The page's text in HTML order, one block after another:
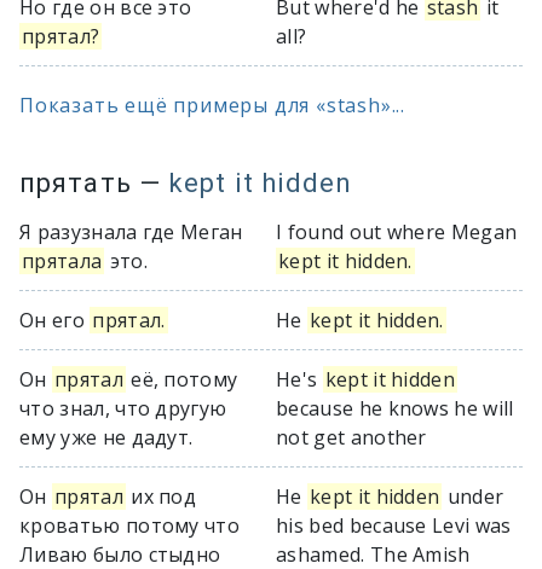
Но где он все это
прятал?
But where'd he stash it
all?
Показать ещё примеры для «stash»...
прятать — kept it hidden
Я разузнала где Меган
прятала это.
I found out where Megan
kept it hidden.
Он его прятал. He kept it hidden.
Он прятал её, потому
что знал, что другую
ему уже не дадут.
He's kept it hidden
because he knows he will
not get another
Он прятал их под
кроватью потому что
Ливаю было стыдно
He kept it hidden under
his bed because Levi was
ashamed. The Amish